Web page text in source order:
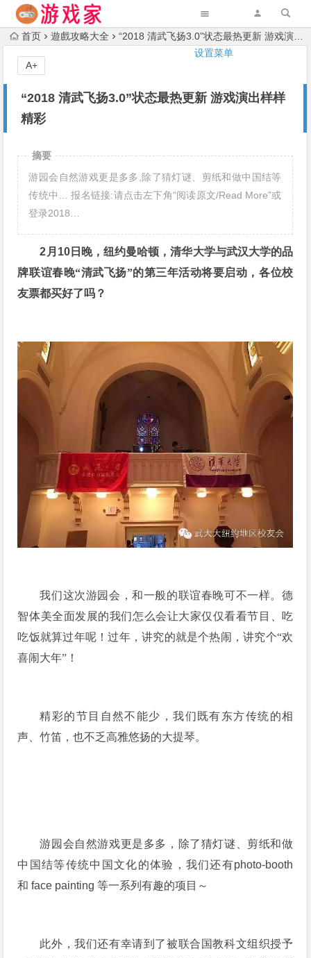
设置菜单
首页 遊戲攻略大全 “2018 清武飞扬3.0”状态最热更新 游戏演出样样精彩
“2018 清武飞扬3.0”状态最热更新 游戏演出样样
精彩
A+
摘要
游园会自然游戏更是多多,除了猜灯谜、剪纸和做中国结等
传统中… 报名链接:请点击左下角“阅读原文/Read More”或
登录2018…
2 月 10日晚，纽约曼哈顿，清华大学与武汉大学的品
牌联谊春晚“清武飞扬”的第三年活动将要启动，各位校
友票都买好了吗？
我们这次游园会，和一般的联谊春晚可不一样。德
智体美全面发展的我们怎么会让大家仅仅看看节目、吃
吃饭就算过年呢！过年，讲究的就是个热闹，讲究个“欢
喜闹大年”！
精彩的节目自然不能少，我们既有东方传统的相
声、竹笛，也不乏高雅悠扬的大提琴。
游园会自然游戏更是多多，除了猜灯谜、剪纸和做
中国结等传统中国文化的体验，我们还有photo-booth
和 face painting 等一系列有趣的项目～
此外，我们还有幸请到了被联合国教科文组织授予